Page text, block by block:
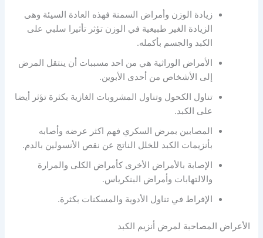
زيادة الوزن وأمراض السمنة فهذه العادة السيئة وهى
الزيادة الغير طبيعية في الوزن تؤثر تأثيرا سلبي على
الكبد والجسم بأكمله.
الأمراض الوراثية هي من احد مسببات أن ينتقل المرض
إلى الأشخاص من أحدى الأبوين.
تناول الكحول وتناول المشروبات الغازية بكثرة تؤثر أيضا
على الكبد.
المصابين بمرض السكري فهم اكثر عرضه وأصابه
بأنزيمات الكبد للخلل الناتج عن نقص الأنسولين بالدم.
الإصابة بالأمراض الأخرى كأمراض الكلى والمرارة
والالتهابات وأمراض البنكرياس.
الإفراط في تناول الأدوية والمسكنات بكثرة.
الأعراض المصاحبة لمرض أنزيم الكبد